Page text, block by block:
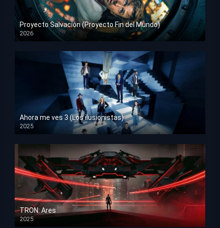
Proyecto Salvación (Proyecto Fin del Mundo)
2026
HD 1080p
Ahora me ves 3 (Los ilusionistas)
2025
HD 1080p
TRON: Ares
2025
HD 1080p